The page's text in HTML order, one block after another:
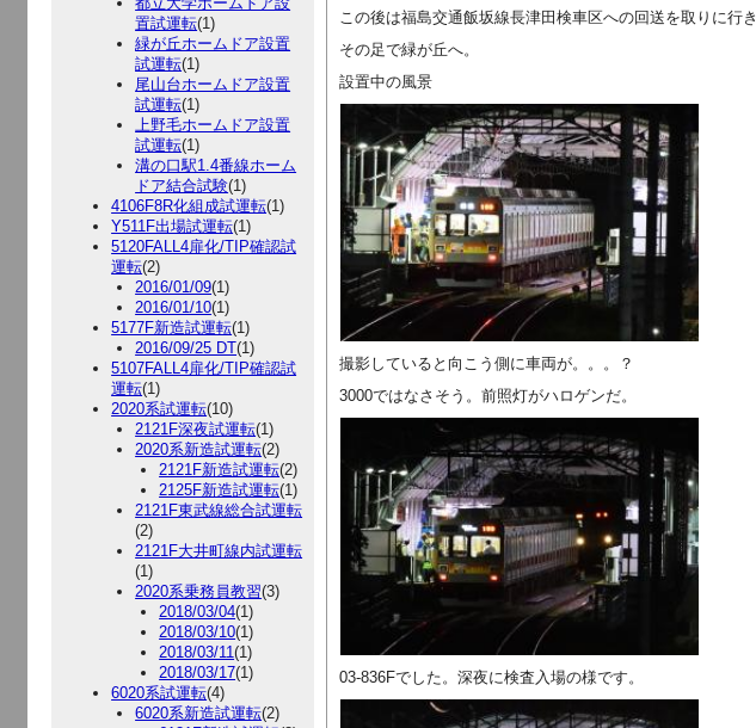
置試運転(1)
緑が丘ホームドア設置
試運転(1)
尾山台ホームドア設置
試運転(1)
上野毛ホームドア設置
試運転(1)
溝の口駅1.4番線ホーム
ドア結合試験(1)
4106F8R化組成試運転(1)
Y511F出場試運転(1)
5120FALL4扉化/TIP確認試
運転(2)
2016/01/09(1)
2016/01/10(1)
5177F新造試運転(1)
2016/09/25 DT(1)
5107FALL4扉化/TIP確認試
運転(1)
2020系試運転(10)
2121F深夜試運転(1)
2020系新造試運転(2)
2121F新造試運転(2)
2125F新造試運転(1)
2121F東武線総合試運転
(2)
2121F大井町線内試運転
(1)
2020系乗務員教習(3)
2018/03/04(1)
2018/03/10(1)
2018/03/11(1)
2018/03/17(1)
6020系試運転(4)
6020系新造試運転(2)
この後は福島交通飯坂線長津田検車区への回送を取りに行き
その足で緑が丘へ。
設置中の風景
撮影していると向こう側に車両が。。。？
3000ではなさそう。前照灯がハロゲンだ。
03-836Fでした。深夜に検査入場の様です。